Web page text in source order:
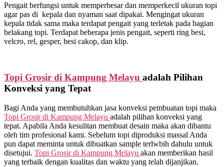
Pengait berfungsi untuk memperbesar dan memperkecil ukuran topi
agar pas di kepala dan nyaman saat dipakai. Mengingat ukuran
kepala tidak sama maka terdapat pengait yang terletak pada bagian
belakang topi. Terdapat beberapa jenis pengait, seperti ring besi,
velcro, rel, gesper, besi cakop, dan klip.
Topi Grosir di Kampung Melayu adalah Pilihan
Konveksi yang Tepat
Bagi Anda yang membutuhkan jasa konveksi pembuatan topi maka
Topi Grosir di Kampung Melayu adalah pilihan konveksi yang
tepat. Apabila Anda kesulitan membuat desain maka akan dibantu
oleh tim profesional kami. Sebelum topi diproduksi massal Anda
pun dapat meminta untuk dibuatkan sample terlwbih dahulu untuk
disetujui. Topi Grosir di Kampung Melayu akan memberikan hasil
yang terbaik dengan kualitas dan waktu yang telah dijanjikan.